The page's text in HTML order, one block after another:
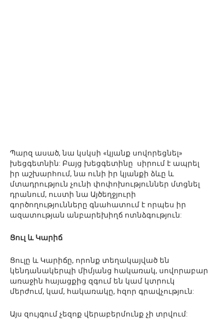
Պարզ ասած, նա կսկսի «կյանք սովորեցնել»
խեցգետնին: Բայց խեցգետինը սիրում է ապրել
իր աշխարհում, նա ունի իր կյանքի ձևը և
մտադրություն չունի փոփոխություններ մտցնել
դրանում, ուստի նա Այծեղջյուրի
գործողությունները գնահատում է որպես իր
ազատության անբարեխիղճ ոտնձգություն:
Ցուլ և Կարիճ
Ցուլը և Կարիճը, որոնք տեղակայված են
կենդանակերպի միմյանց հակառակ, սովորաբար
առաջին հայացքից զգում են կամ կտրուկ
մերժում, կամ, հակառակը, հզոր գրավչություն:
Այս զույգում չեզոք վերաբերմունք չի տրվում: